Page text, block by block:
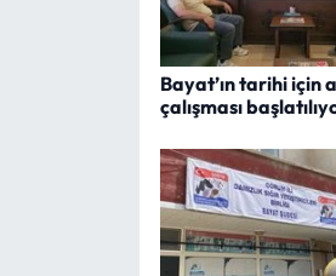
Bayat’ın tarihi için
çalışması